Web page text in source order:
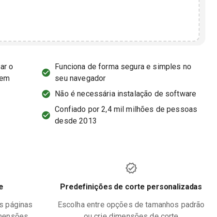
o
Funciona de forma segura e simples no
seu navegador
Não é necessária instalação de software
Confiado por 2,4 mil milhões de pessoas
desde 2013
páginas
Predefinições de corte personalizadas
Escolha entre opções de tamanhos padrão